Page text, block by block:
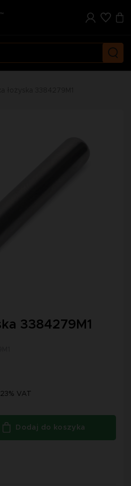
3384279M1
VAT
Dodaj do koszyka